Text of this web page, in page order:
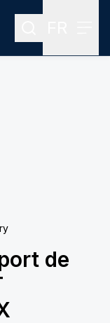
Rechercher
de